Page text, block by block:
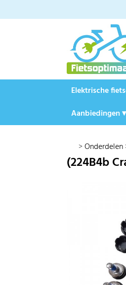
Elektrische
Aanbiedingen ▾
>Onderdelen
(224B4b